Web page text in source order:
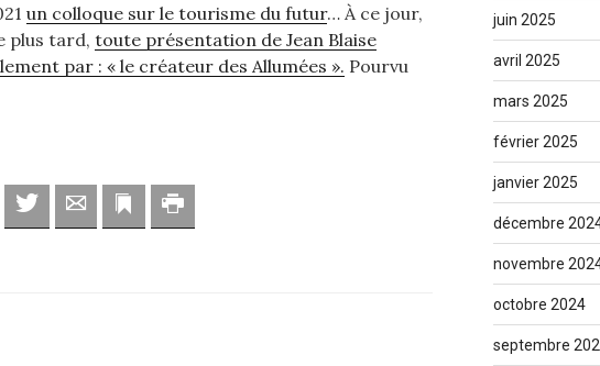
un colloque sur le tourisme du futur… À ce jour,
plus tard, toute présentation de Jean Blaise
par : « le créateur des Allumées ». Pourvu
Twitter Adresse mailMarque-page
juin 2025
avril 2025
mars 2025
février 2025
janvier 2025
décembre
novembre
octobre 2024
septembre